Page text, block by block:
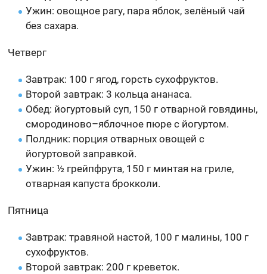
Ужин: овощное рагу, пара яблок, зелёный чай
без сахара.
Четверг
Завтрак: 100 г ягод, горсть сухофруктов.
Второй завтрак: 3 кольца ананаса.
Обед: йогуртовый суп, 150 г отварной говядины,
смородиново–яблочное пюре с йогуртом.
Полдник: порция отварных овощей с
йогуртовой заправкой.
Ужин: ½ грейпфрута, 150 г минтая на гриле,
отварная капуста брокколи.
Пятница
Завтрак: травяной настой, 100 г малины, 100 г
сухофруктов.
Второй завтрак: 200 г креветок.